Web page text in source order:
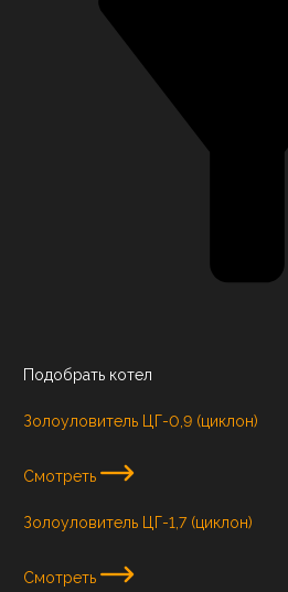
Подобрать котел
Золоуловитель ЦГ-0,9 (циклон)
Смотреть
Золоуловитель ЦГ-1,7 (циклон)
Смотреть